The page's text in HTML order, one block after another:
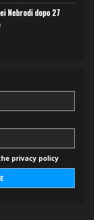
Nebrodi dopo 27
privacy policy